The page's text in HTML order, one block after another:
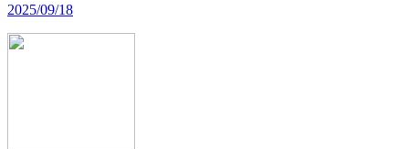
2025/09/18